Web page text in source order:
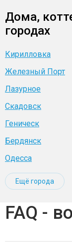
Дома,
городах
Кирилловка
Железный Порт
Лазурное
Скадовск
Геническ
Бердянск
Одесса
Ещё города
FAQ -